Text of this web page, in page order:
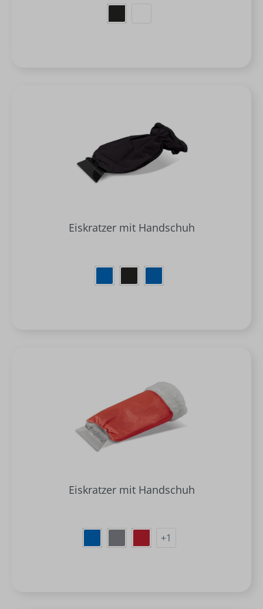
Eiskratzer mit Handschuh
Eiskratzer mit Handschuh
+1